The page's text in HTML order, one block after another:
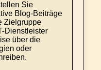
Sie
Blog-Beiträge
Zielgruppe
Dienstleister
über die
oder